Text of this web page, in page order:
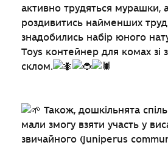
активно трудяться
роздивитись найменших
знадобились набір юного
Toys контейнер для комах зі
склом.
Також, дошкільнята
мали змогу взяти участь у
звичайного (Juniperus